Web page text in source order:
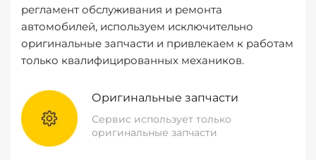
регламент обслуживания и ремонта
автомобилей, используем исключительно
оригинальные запчасти и привлекаем к работам
только квалифицированных механиков.
Оригинальные запчасти
Сервис использует только
оригинальные запчасти